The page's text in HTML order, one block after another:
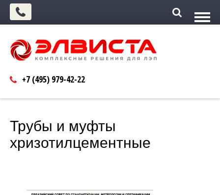
+7 (495) 979-42-22
Трубы и муфты
хризотилцементные